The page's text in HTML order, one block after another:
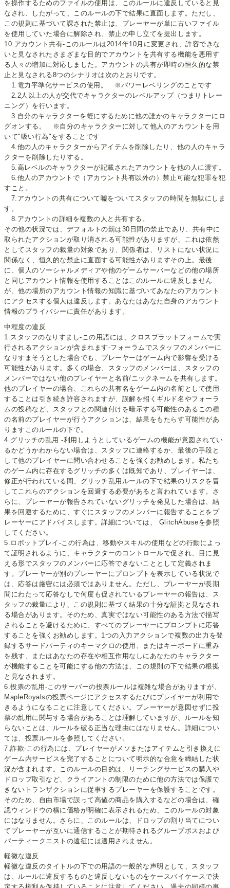
を操作するためのファイルの使用は、このルールに違反していると見
なされ、したがって、このルールの下で結果に直面します。ただし、
この規則に基づいて課された禁止は、プレーヤーが単に古いファイル
を使用していた場合に解除され、禁止の申し立てを提出します。
10.アカウント共有-このルールは2014年10月に変更され、許容できな
いと見なされたさまざまな目的でアカウントを共有する機能を悪用す
る人々の増加に対応しました。アカウントの共有が即時の恒久的な禁
止と見なされる8つのシナリオは次のとおりです。
1.電力平準化サービスの使用。 ※パワーレベリングのことです
2.2人以上の人が交代でキャラクターのレベルアップ（つまりトレー
ニング）を行います。
3.自分のキャラクターを蛭にするために他の誰かのキャラクターにロ
グオンする。 ※自分のキャラクターに対して他人のアカウントを用
いて"吸い行為"をすることです
4.他の人のキャラクターからアイテムを削除したり、他の人のキャラ
クターを削除したりする。
5.高レベルのキャラクターが記載されたアカウントを他の人に渡す。
6.他人のアカウントで（アカウント共有以外の）禁止可能な犯罪を犯
すこと。
7.アカウントの共有について嘘をついてスタッフの時間を無駄にしま
す。
8.アカウントの詳細を複数の人と共有する。
その他の状況では、デフォルトの罰は30日間の禁止であり、共有中に
取られたアクションが取り消される可能性がありますが、これは依然
としてスタッフの裁量の対象であり、関係者は、リストにない状況に
関係なく、恒久的な禁止に直面する可能性がありますその上。最後
に、個人のソーシャルメディアや他のゲームサーバーなどの他の場所
と同じアカウント情報を使用することはこのルールに違反しません
が、他の場所のアカウント情報の知識に基づいてあなたのアカウント
にアクセスする個人は違反します。あなたはあなた自身のアカウント
情報のプライバシーに責任があります。
中程度の違反
1.スタッフのなりすまし-この用語には、クロスプラットフォームで実
行されるアクションが含まれます-フォーラムでスタッフのメンバーに
なりすまそうとした場合でも、プレーヤーはゲーム内で影響を受ける
可能性があります。多くの場合、スタッフのメンバーは、スタッフの
メンバーではない他のプレイヤーと名前/ニックネームを共有します。
他のプレイヤーの場合、これらの共有名をゲーム内の名前として使用
することは引き続き許容されますが、誤解を招くギルド名やフォーラ
ムの投稿など、スタッフとの関連付けを暗示する可能性のあるこの種
の名前のプレイヤーが行うアクションは、結果をもたらす可能性があ
りますこのルールの下で。
4.グリッチの乱用 -利用しようとしているゲームの機能が意図されてい
るかどうかわからない場合は、スタッフに連絡するか、最後の手段と
して他のプレイヤーに問い合わせることを強くお勧めします。私たち
のゲーム内に存在するグリッチの多くは既知であり、プレイヤーは、
修正が行われている間、グリッチ乱用ルールの下で結果のリスクを冒
してこれらのアクションを回避する必要があると言われています。さ
らに、プレーヤーが報告されていないグリッチを発見した場合は、結
果を回避するために、すぐにスタッフのメンバーに報告することをプ
レーヤーにアドバイスします。詳細については、 GlitchAbuseを参照
してください。
5.ロボットプレイ-この行為は、移動やスキルの使用などの行動によっ
て証明されるように、キャラクターのコントロールで促され、目に見
える形でスタッフのメンバーに応答できないこととして定義されま
す。プレーヤーが別のプレーヤーにプロンプ​​トを表示している状況で
は、応答は厳密には必須ではありません。ただし、プレーヤーが長期
間にわたって応答なしで何度も促されているプレーヤーの報告は、ス
タッフの裁量により、この規則に基づく結果の十分な証拠と見なされ
る場合があります。そのため、真実ではない可能性のある方法で描写
されることを避けるために、すべてのプレーヤーにプロンプ​​トに応答
することを強くお勧めします。1つの入力アクションで複数の出力を登
録するサードパーティのキーマクロの使用、またはキーボードに重み
を残す、またはあなたの存在や相互作用なしにあなたのキャラクター
が機能することを可能にする他の方法は、この規則の下で結果の根拠
と見なされます。
6.投票の乱用-このサーバーの投票ルールは複雑な場合がありますが、
MapleRoyalsの投票ページにアクセスするたびにプレイヤーが利用で
きるようになることに注意してください。プレーヤーが意図せずに投
票の乱用に関与する場合があることは理解していますが、ルールを知
らないことは、ルールを破る正当な理由にはなりません。詳細につい
ては、投票ルールを参照してください。
7.詐欺-この行為には、プレイヤーがメソまたはアイテムと引き換えに
ゲーム内サービスを完了することについて明示的な合意を締結した状
況が含まれます。このルールの目的は、リーチングサービスの購入や
ドロップ取引など、クライアントの制限のために他の方法では保護で
きないトランザクションに従事するプレーヤーを保護することです。
そのため、自由市場で誤って高値の商品を購入するなどの場合は、確
認ウィンドウの横に価格が明確に表示されるため、このルールの対象
にはなりません。さらに、このルールは、ドロップの割り当てについ
てプレーヤーが互いに通信することが期待されるグループボスおよび
パーティークエストの遠征には適用されません。
軽微な違反
軽微な違反のタイトルの下での用語の一般的な声明として、スタッフ
は、ルールに違反するものと違反しないものをケースバイケースで決